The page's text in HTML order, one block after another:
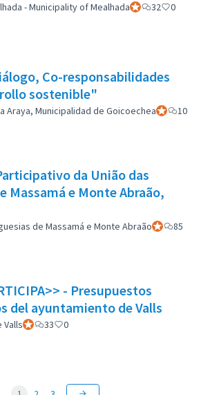
- Municipality of MealhadaParticipant officiel
32
0
Co-responsabilidades
sostenible"
Araya, Municipalidad de GoicoecheaParticipant
10
da União das
Massamá e Monte Abraão,
de Massamá e Monte AbraãoParticipant
85
- Presupuestos
del ayuntamiento de Valls
VallsParticipant officiel
33 0